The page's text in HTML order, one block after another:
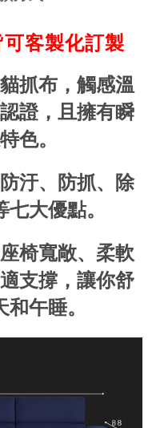
客製化訂製
抓布，觸感溫
證，且擁有瞬
色。
汙、防抓、除
大優點。
椅寬敞、柔軟
支撐，讓你舒
午睡。